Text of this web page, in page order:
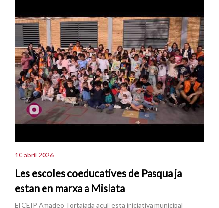
10 abril 2026
Les escoles coeducatives de Pasqua ja
estan en marxa a Mislata
El CEIP Amadeo Tortajada acull esta iniciativa municipal